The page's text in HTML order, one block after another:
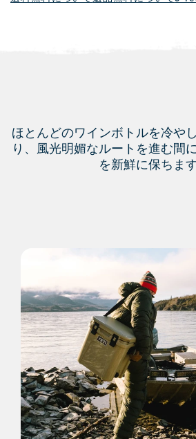
ほとんどのワインボトルを冷や
り、風光明媚なルートを進む間
を新鮮に保ちます